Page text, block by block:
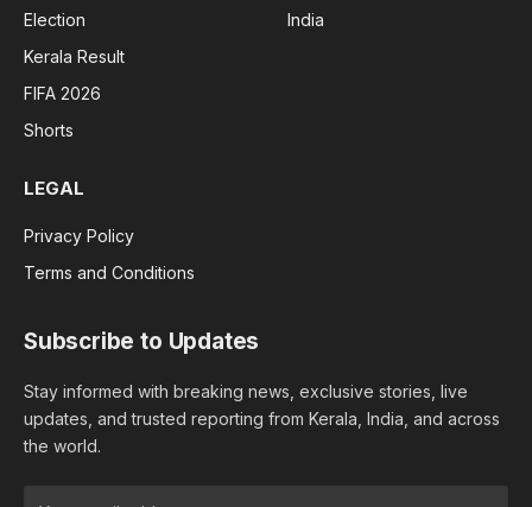
Election
Kerala Result
FIFA 2026
Shorts
India
LEGAL
Privacy Policy
Terms and Conditions
Subscribe to Updates
Stay informed with breaking news, exclusive stories, live
updates, and trusted reporting from Kerala, India, and across
the world.